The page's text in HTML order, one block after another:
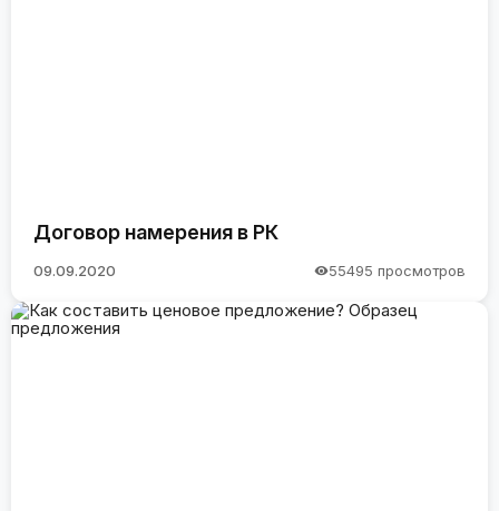
Договор намерения в РК
09.09.2020 55495 просмотров